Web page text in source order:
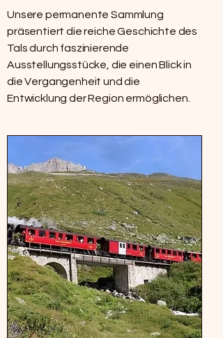
Unsere permanente Sammlung
präsentiert die reiche Geschichte des
Tals durch faszinierende
Ausstellungsstücke, die einen Blick in
die Vergangenheit und die
Entwicklung der Region ermöglichen.